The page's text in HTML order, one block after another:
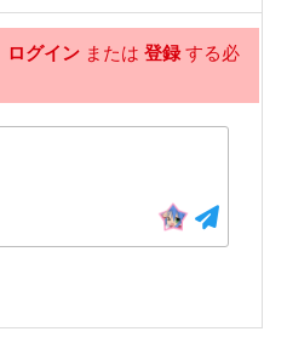
第29.3話
1年前
2年前
ログイン または 登録する必